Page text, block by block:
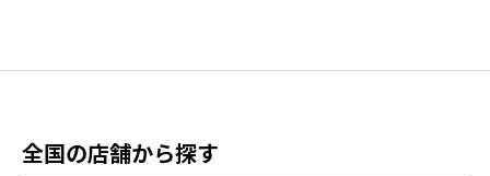
全国の店舗から探す